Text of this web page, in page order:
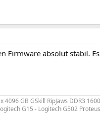
Firmware absolut stabil.
GB GSkill RipJaws DDR3
G15 - Logitech G502